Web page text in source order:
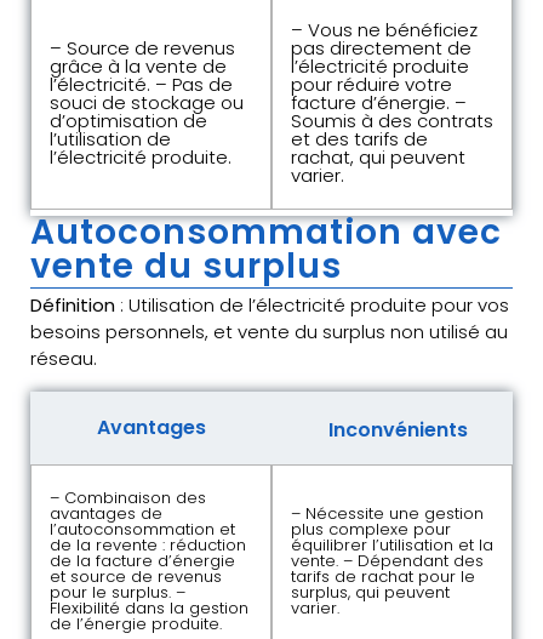
– Source de revenus
grâce à la vente de
l’électricité. – Pas de
souci de stockage ou
d’optimisation de
l’utilisation de
l’électricité produite.
– Vous ne bénéficiez
pas directement de
l’électricité produite
pour réduire votre
facture d’énergie. –
Soumis à des contrats
et des tarifs de
rachat, qui peuvent
varier.
Autoconsommation avec
vente du surplus
Définition : Utilisation de l’électricité produite pour vos
besoins personnels, et vente du surplus non utilisé au
réseau.
Avantages Inconvénients
– Combinaison des
avantages de
l’autoconsommation et
de la revente : réduction
de la facture d’énergie
et source de revenus
pour le surplus. –
Flexibilité dans la gestion
de l’énergie produite.
– Nécessite une gestion
plus complexe pour
équilibrer l’utilisation et la
vente. – Dépendant des
tarifs de rachat pour le
surplus, qui peuvent
varier.